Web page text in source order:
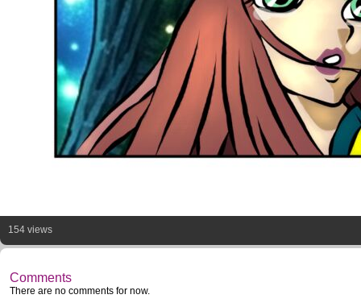
154 views
Comments
There are no comments for now.